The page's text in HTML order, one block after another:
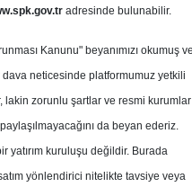
Potansiyeli
Sayısı
8 3
adresinde bulunabilir.
Kanunu" beyanımızı okumuş ve
neticesinde platformumuz yetkili
lakin zorunlu şartlar ve resmi kurumlar
da beyan ederiz.
yatırım kuruluşu değildir. Burada
yönlendirici nitelikte tavsiye veya